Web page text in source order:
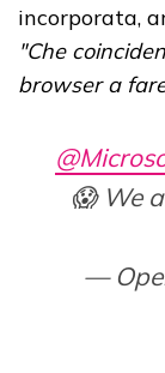
incorporata,
"Che
browser a
😱 We
—